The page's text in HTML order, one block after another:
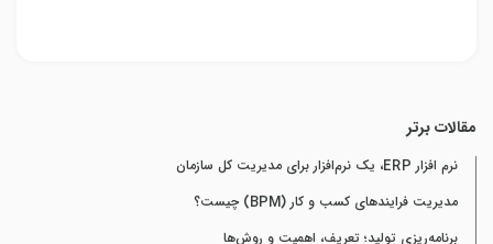
مقالات برتر
نرم افزار ERP، یک نرم‌افزار برای مدیریت کل سازمان
مدیریت فرایندهای کسب و کار (BPM) چیست؟
برنامه‌ریزی تولید؛ تعریف، اهمیت و روش‌ها